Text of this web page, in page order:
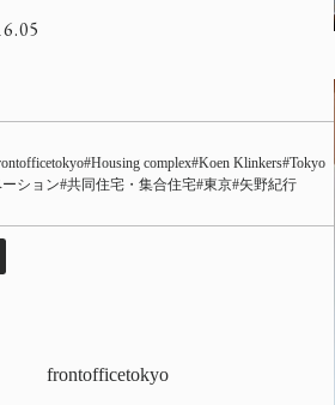
Housing complex Koen Klinkers Tokyo
ーション 共同住宅・集合住宅 東京 矢野紀行
frontofficetokyo